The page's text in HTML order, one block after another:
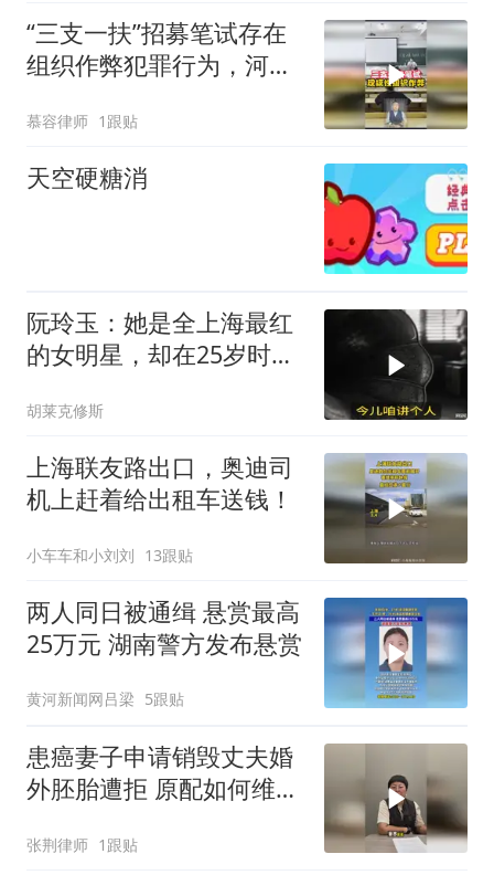
“三支一扶”招募笔试存在
组织作弊犯罪行为，河南
慕容律师 1跟贴
天空硬糖消
阮玲玉：她是全上海最红
的女明星，却在25岁时留
胡莱克修斯
上海联友路出口，奥迪司
机上赶着给出租车送钱！
小车车和小刘刘 13跟贴
两人同日被通缉 悬赏最高
25万元 湖南警方发布悬赏
黄河新闻网吕梁 5跟贴
患癌妻子申请销毁丈夫婚
外胚胎遭拒 原配如何维
张荆律师 1跟贴